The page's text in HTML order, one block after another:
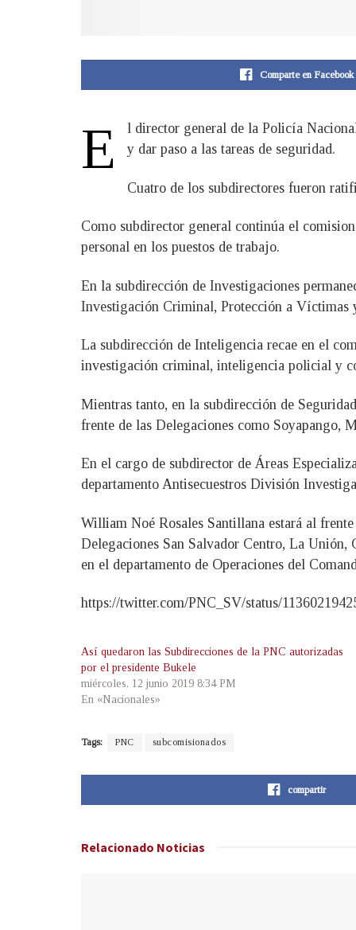
Comparte en Facebook
E
l director general de la Policía
y dar paso a las tareas de seguridad.
Cuatro de los subdirectores fueron
Como subdirector general continúa el
personal en los puestos de trabajo.
En la subdirección de Investigaciones
Investigación Criminal, Protección a Víctimas
La subdirección de Inteligencia recae en el
investigación criminal, inteligencia policial y
Mientras tanto, en la subdirección de
frente de las Delegaciones como Soyapango,
En el cargo de subdirector de Áreas
departamento Antisecuestros División
William Noé Rosales Santillana estará al
Delegaciones San Salvador Centro, La
en el departamento de Operaciones del
https://twitter.com/PNC_SV/status/
Así quedaron las Subdirecciones de la PNC autorizadas
por el presidente Bukele
miércoles, 12 junio 2019 8:34 PM
En «Nacionales»
Tags: PNC subcomisionados
compartir
Relacionado Noticias